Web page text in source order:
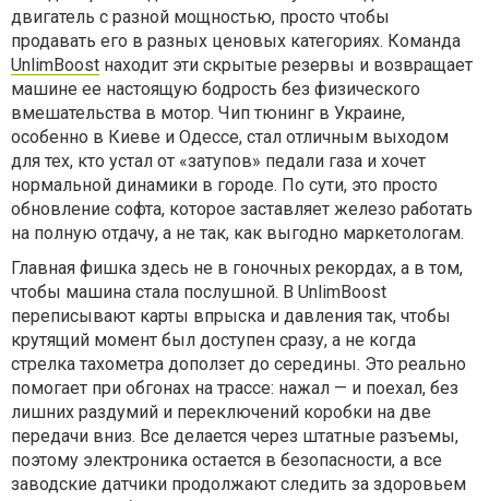
двигатель с разной мощностью, просто чтобы
продавать его в разных ценовых категориях. Команда
UnlimBoost находит эти скрытые резервы и возвращает
машине ее настоящую бодрость без физического
вмешательства в мотор. Чип тюнинг в Украине,
особенно в Киеве и Одессе, стал отличным выходом
для тех, кто устал от «затупов» педали газа и хочет
нормальной динамики в городе. По сути, это просто
обновление софта, которое заставляет железо работать
на полную отдачу, а не так, как выгодно маркетологам.
Главная фишка здесь не в гоночных рекордах, а в том,
чтобы машина стала послушной. В UnlimBoost
переписывают карты впрыска и давления так, чтобы
крутящий момент был доступен сразу, а не когда
стрелка тахометра доползет до середины. Это реально
помогает при обгонах на трассе: нажал — и поехал, без
лишних раздумий и переключений коробки на две
передачи вниз. Все делается через штатные разъемы,
поэтому электроника остается в безопасности, а все
заводские датчики продолжают следить за здоровьем